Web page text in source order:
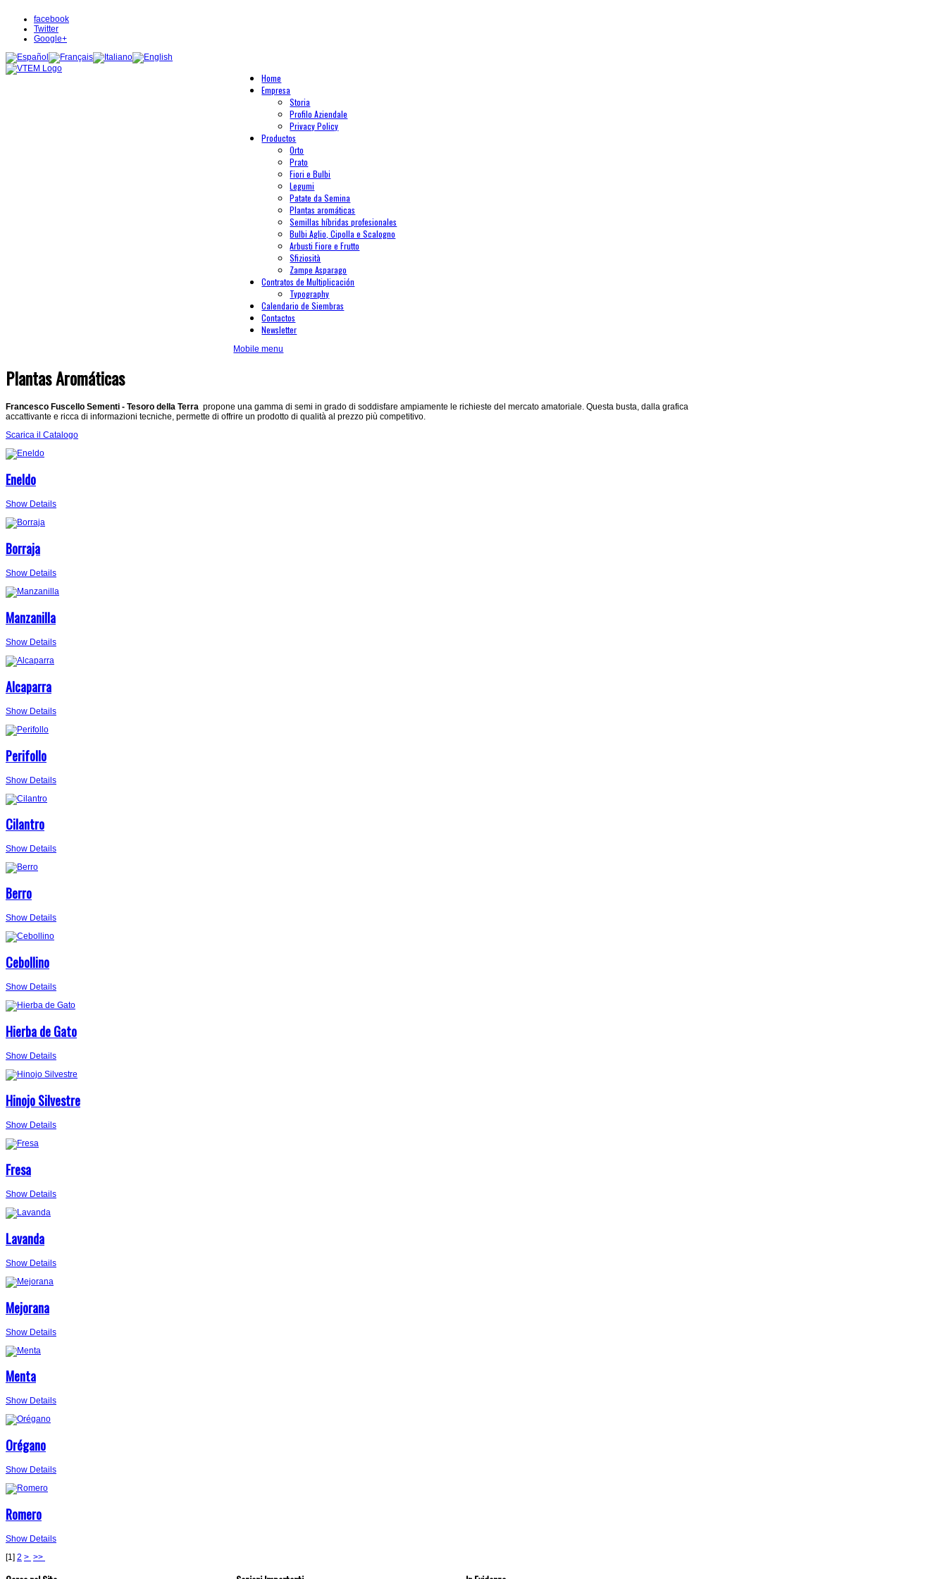
facebook
Twitter
Google+
Home
Empresa
Storia
Profilo Aziendale
Privacy Policy
Productos
Orto
Prato
Fiori e Bulbi
Legumi
Patate da Semina
Plantas aromáticas
Semillas híbridas profesionales
Bulbi Aglio, Cipolla e Scalogno
Arbusti Fiore e Frutto
Sfiziosità
Zampe Asparago
Contratos de Multiplicación
Typography
Calendario de Siembras
Contactos
Newsletter
Mobile menu
Plantas Aromáticas
Francesco Fuscello Sementi - Tesoro della Terra propone una gamma di semi in grado di soddisfare ampiamente le richieste del mercato amatoriale. Questa busta, dalla grafica
accattivante e ricca di informazioni tecniche, permette di offrire un prodotto di qualità al prezzo più competitivo.
Scarica il Catalogo
Eneldo
Show Details
Borraja
Show Details
Manzanilla
Show Details
Alcaparra
Show Details
Perifollo
Show Details
Cilantro
Show Details
Berro
Show Details
Cebollino
Show Details
Hierba de Gato
Show Details
Hinojo Silvestre
Show Details
Fresa
Show Details
Lavanda
Show Details
Mejorana
Show Details
Menta
Show Details
Orégano
Show Details
Romero
Show Details
[1] 2 > >>